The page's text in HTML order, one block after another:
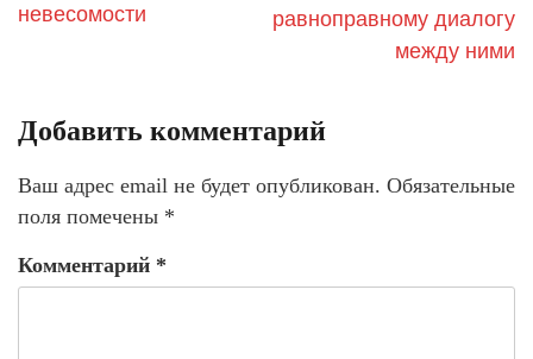
невесомости
равноправному диалогу
между ними
Добавить комментарий
Ваш адрес email не будет опубликован. Обязательные
поля помечены *
Комментарий *